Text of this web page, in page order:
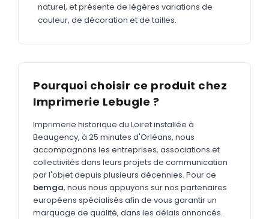
Étiquettes adhésives
Tee-shirts Nouveau
Polos Nouveau
Sweatshirts
GOODIES
Catalogue complet Nouveau
Bureau & écriture
naturel, et présente de légères variations de
couleur, de décoration et de tailles.
Pourquoi choisir ce produit chez
Imprimerie Lebugle ?
Imprimerie historique du Loiret installée à
Beaugency, à 25 minutes d'Orléans, nous
accompagnons les entreprises, associations et
collectivités dans leurs projets de communication
par l'objet depuis plusieurs décennies. Pour ce
bemga, nous nous appuyons sur nos partenaires
européens spécialisés afin de vous garantir un
marquage de qualité, dans les délais annoncés.